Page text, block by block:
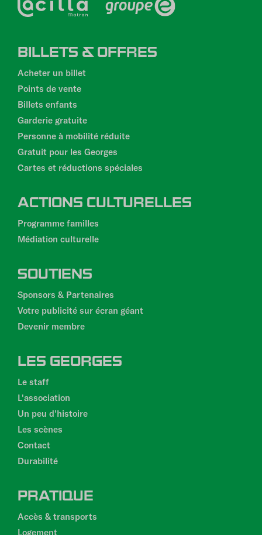
DE
PAGE
BILLETS & OFFRES
Acheter un billet
Points de vente
Billets enfants
Garderie gratuite
Personne à mobilité réduite
Gratuit pour les Georges
Cartes et réductions spéciales
ACTIONS CULTURELLES
Programme familles
Médiation culturelle
SOUTIENS
Sponsors & Partenaires
Votre publicité sur écran géant
Devenir membre
LES GEORGES
Le staff
L'association
Un peu d'histoire
Les scènes
Contact
Durabilité
PRATIQUE
Accès & transports
Logement